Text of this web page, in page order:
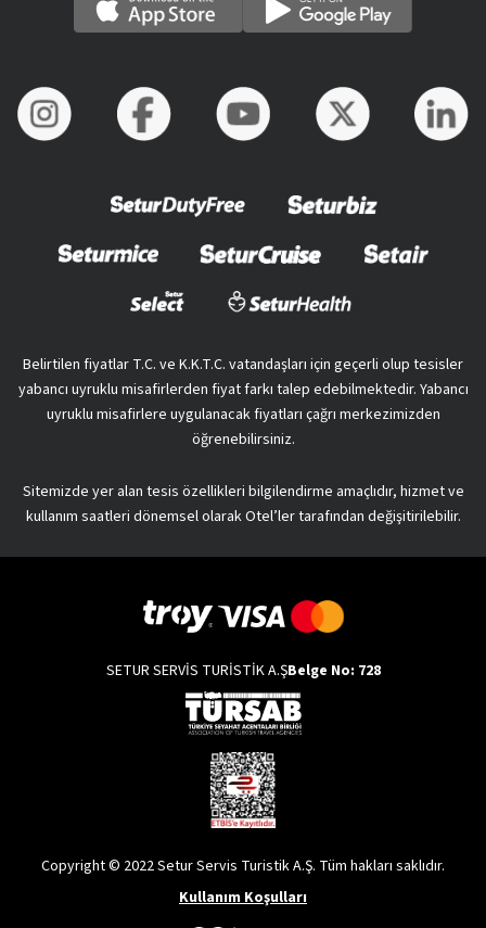
Belirtilen fiyatlar T.C. ve K.K.T.C. vatandaşları için geçerli olup tesisler
yabancı uyruklu misafirlerden fiyat farkı talep edebilmektedir. Yabancı
uyruklu misafirlere uygulanacak fiyatları çağrı merkezimizden
öğrenebilirsiniz.
Sitemizde yer alan tesis özellikleri bilgilendirme amaçlıdır, hizmet ve
kullanım saatleri dönemsel olarak Otel’ler tarafından değişitirilebilir.
SETUR SERVİS TURİSTİK A.ŞBelge No: 728
Copyright © 2022 Setur Servis Turistik A.Ş. Tüm hakları saklıdır.
Kullanım Koşulları